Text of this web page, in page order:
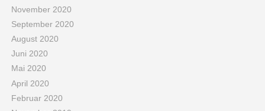
November 2020
September 2020
August 2020
Juni 2020
Mai 2020
April 2020
Februar 2020